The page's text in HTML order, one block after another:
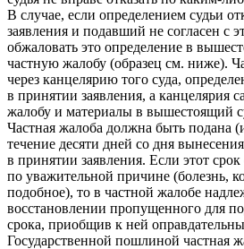
В случае, если определением судьи
заявления и подавший не согласен с
обжаловать это определение в
частную жалобу (образец см. ниже).
через канцелярию того суда,
в принятии заявления, а канцелярия
жалобу и материалы в вышестоящий
Частная жалоба должна быть подана
течение десяти дней со дня
в принятии заявления. Если этот
по уважительной причине (болезнь,
подобное), то в частной жалобе
восстановлении пропущенного для
срока, приобщив к ней
Государственной пошлиной частная